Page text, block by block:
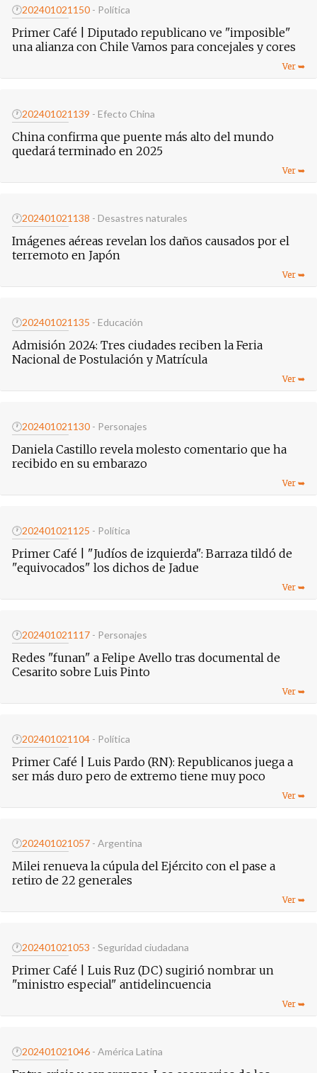
🕐202401021150 - Política
Primer Café | Diputado republicano ve "imposible"
una alianza con Chile Vamos para concejales y cores
🕐202401021139 - Efecto China
China confirma que puente más alto del mundo
quedará terminado en 2025
🕐202401021138 - Desastres naturales
Imágenes aéreas revelan los daños causados por el
terremoto en Japón
🕐202401021135 - Educación
Admisión 2024: Tres ciudades reciben la Feria
Nacional de Postulación y Matrícula
🕐202401021130 - Personajes
Daniela Castillo revela molesto comentario que ha
recibido en su embarazo
🕐202401021125 - Política
Primer Café | "Judíos de izquierda": Barraza tildó de
"equivocados" los dichos de Jadue
🕐202401021117 - Personajes
Redes "funan" a Felipe Avello tras documental de
Cesarito sobre Luis Pinto
🕐202401021104 - Política
Primer Café | Luis Pardo (RN): Republicanos juega a
ser más duro pero de extremo tiene muy poco
🕐202401021057 - Argentina
Milei renueva la cúpula del Ejército con el pase a
retiro de 22 generales
🕐202401021053 - Seguridad ciudadana
Primer Café | Luis Ruz (DC) sugirió nombrar un
"ministro especial" antidelincuencia
🕐202401021046 - América Latina